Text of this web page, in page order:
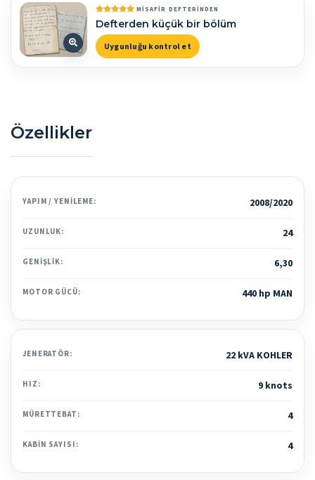
MISAFIR DEFTERINDEN
Defterden küçük bir bölüm
Uygunluğu kontrol et
Özellikler
YAPIM / YENILEME: 2008/2020
UZUNLUK: 24
GENIŞLIK: 6,30
MOTOR GÜCÜ: 440 hp MAN
JENERATÖR: 22 kVA KOHLER
HIZ: 9 knots
MÜRETTEBAT: 4
KABIN SAYISI: 4